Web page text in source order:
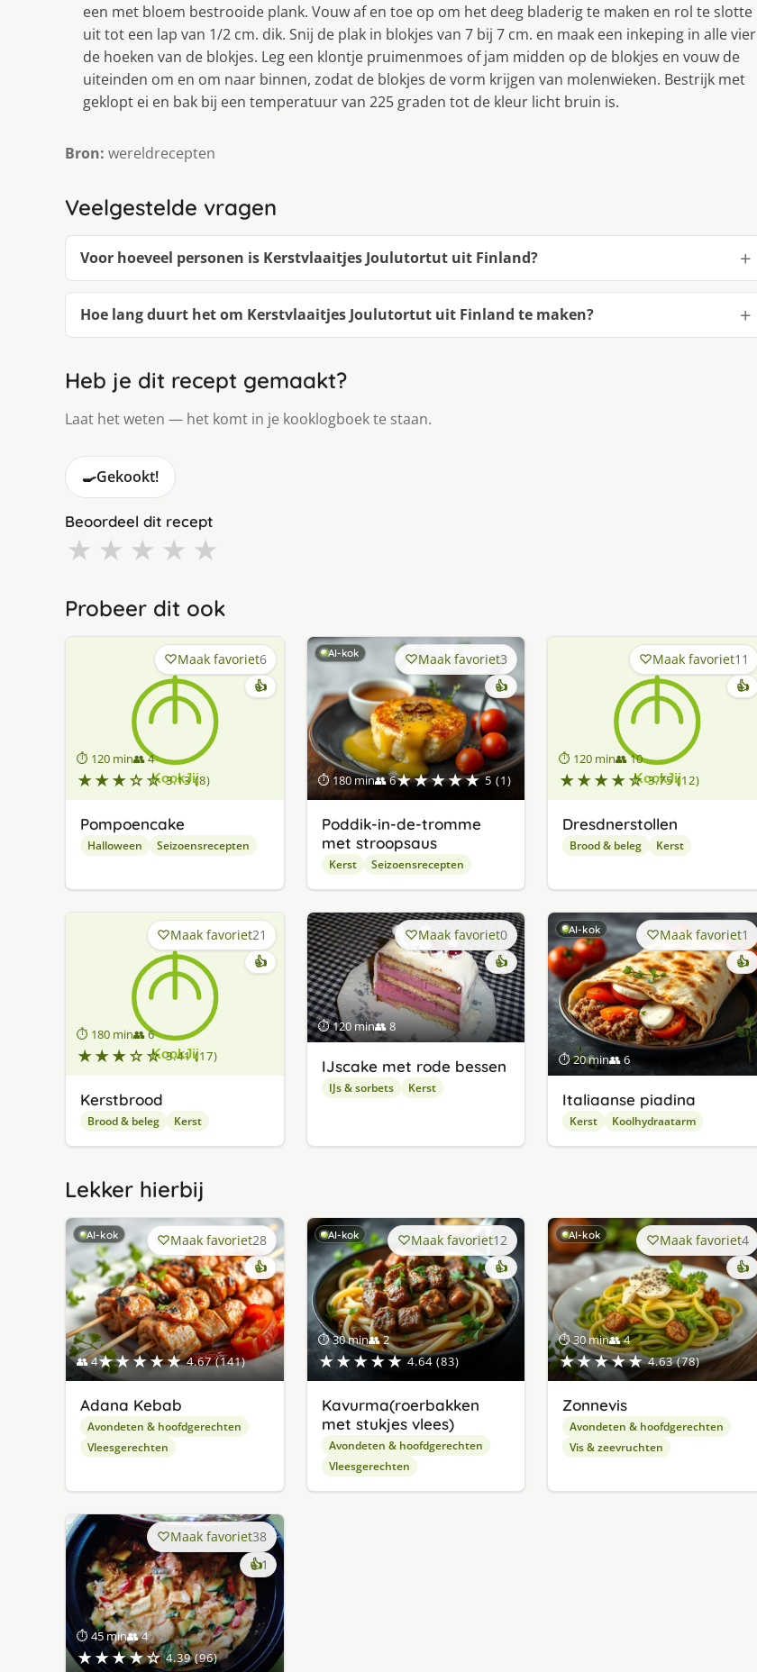
een met bloem bestrooide plank. Vouw af en toe op om het deeg bladerig te maken en rol te slotte
uit tot een lap van 1/2 cm. dik. Snij de plak in blokjes van 7 bij 7 cm. en maak een inkeping in alle vier
de hoeken van de blokjes. Leg een klontje pruimenmoes of jam midden op de blokjes en vouw de
uiteinden om en om naar binnen, zodat de blokjes de vorm krijgen van molenwieken. Bestrijk met
geklopt ei en bak bij een temperatuur van 225 graden tot de kleur licht bruin is.
Bron: wereldrecepten
Veelgestelde vragen
Voor hoeveel personen is Kerstvlaaitjes Joulutortut uit Finland?
Hoe lang duurt het om Kerstvlaaitjes Joulutortut uit Finland te maken?
Heb je dit recept gemaakt?
Laat het weten — het komt in je kooklogboek te staan.
🍳Gekookt!
Beoordeel dit recept
★ ★ ★ ★ ★
Probeer dit ook
⏱ 120 min👥 4
★★★☆☆ 3.13 (8)
Maak favoriet6
👍
Pompoencake
Halloween Seizoensrecepten
AI-kok
⏱ 180 min👥 6★★★★★ 5 (1)
Maak favoriet3
👍
Poddik-in-de-tromme
met stroopsaus
Kerst Seizoensrecepten
⏱ 120 min👥 10
★★★★☆ 3.75 (12)
Maak favoriet11
👍
Dresdnerstollen
Brood & beleg Kerst
⏱ 180 min👥 6
★★★☆☆ 3.41 (17)
Maak favoriet21
👍
Kerstbrood
Brood & beleg Kerst
⏱ 120 min👥 8
Maak favoriet0
👍
IJscake met rode bessen
IJs & sorbets Kerst
AI-kok
⏱ 20 min👥 6
Maak favoriet1
👍
Italiaanse piadina
Kerst Koolhydraatarm
Lekker hierbij
AI-kok
👥 4★★★★★ 4.67 (141)
Maak favoriet28
👍
Adana Kebab
Avondeten & hoofdgerechten
Vleesgerechten
AI-kok
⏱ 30 min👥 2
★★★★★ 4.64 (83)
Maak favoriet12
👍
Kavurma(roerbakken
met stukjes vlees)
Avondeten & hoofdgerechten
Vleesgerechten
AI-kok
⏱ 30 min👥 4
★★★★★ 4.63 (78)
Maak favoriet4
👍
Zonnevis
Avondeten & hoofdgerechten
Vis & zeevruchten
⏱ 45 min👥 4
★★★★☆ 4.39 (96)
Maak favoriet38
👍1keer
lekker
gevonden